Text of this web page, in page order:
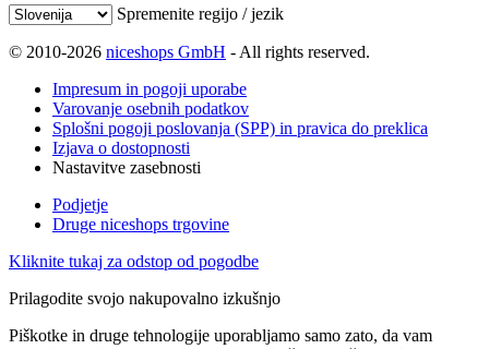
Spremenite regijo / jezik
© 2010-2026 niceshops GmbH - All rights reserved.
Impresum in pogoji uporabe
Varovanje osebnih podatkov
Splošni pogoji poslovanja (SPP) in pravica do preklica
Izjava o dostopnosti
Nastavitve zasebnosti
Podjetje
Druge niceshops trgovine
Kliknite tukaj za odstop od pogodbe
Prilagodite svojo nakupovalno izkušnjo
Piškotke in druge tehnologije uporabljamo samo zato, da vam